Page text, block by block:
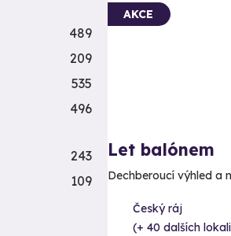
AKCE
Let balónem
Dechberoucí výhled a
Český ráj
(+ 40 dalších
489
209
535
496
243
109